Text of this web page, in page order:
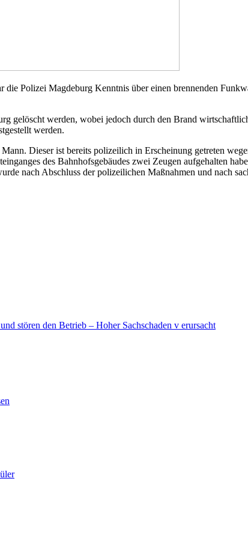
Polizei Magdeburg Kenntnis über einen brennenden
gelöscht werden, wobei jedoch durch den Brand
werden.
Dieser ist bereits polizeilich in Erscheinung getreten
des Bahnhofsgebäudes zwei Zeugen aufgehalten
nach Abschluss der polizeilichen Maßnahmen und nach
stören den Betrieb – Hoher Sachschaden v erursacht